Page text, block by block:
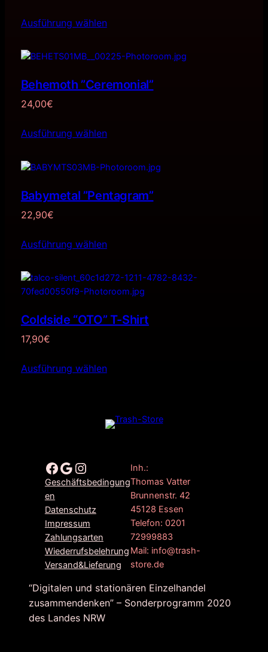
Ausführung wählen
Behemoth ”Ceremonial”
24,00€
Ausführung wählen
Babymetal ”Pentagram”
22,90€
Ausführung wählen
Coldside “OTO” T-Shirt
17,90€
Ausführung wählen
Facebook Google Instagram
Geschäftsbedingung
en
Datenschutz
Impressum
Zahlungsarten
Wiederrufsbelehrung
Versand&Lieferung
Inh.:
Thomas Vatter
Brunnenstr. 42
45128 Essen
Telefon: 0201
72999883
Mail: info@trash-
store.de
“Digitalen und stationären Einzelhandel
zusammendenken” – Sonderprogramm 2020
des Landes NRW